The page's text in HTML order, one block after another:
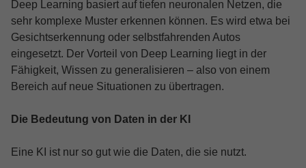
Deep Learning basiert auf tiefen neuronalen Netzen, die
sehr komplexe Muster erkennen können. Es wird etwa bei
Gesichtserkennung oder selbstfahrenden Autos
eingesetzt. Der Vorteil von Deep Learning liegt in der
Fähigkeit, Wissen zu generalisieren – also von einem
Bereich auf neue Situationen zu übertragen.
Die Bedeutung von Daten in der KI
Eine KI ist nur so gut wie die Daten, die sie nutzt.